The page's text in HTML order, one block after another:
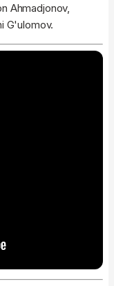
Ahmadjonov,
G'ulomov.